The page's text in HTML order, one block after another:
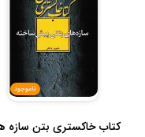
ناموجود
کتاب خاکستری بتن سازه